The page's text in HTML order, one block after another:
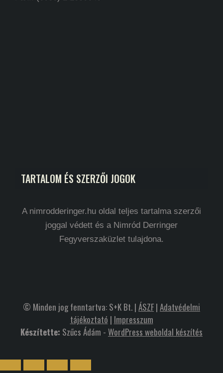
TARTALOM ÉS SZERZŐI JOGOK
A nimrodderinger.hu oldal teljes tartalma szerzői
joggal védett és a Nimród Derringer
Fegyverszaküzlet tulajdona.
© Minden jog fenntartva: S+K Bt. | ÁSZF| Adatvédelmi
tájékoztató | Impresszum
Készítette: Szűcs Ádám - WordPress weboldal készítés